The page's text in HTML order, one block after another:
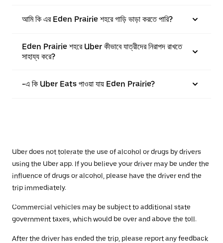
আমি কি এর Eden Prairie শহরে গাড়ি ভাড়া করতে পারি?
Eden Prairie শহরে Uber কীভাবে যাত্রীদের নিরাপদ রাখতে
সাহায্য করে?
-এ কি Uber Eats পাওয়া যায় Eden Prairie?
Uber does not tolerate the use of alcohol or drugs by drivers
using the Uber app. If you believe your driver may be under the
influence of drugs or alcohol, please have the driver end the
trip immediately.
Commercial vehicles may be subject to additional state
government taxes, which would be over and above the toll.
After the driver has ended the trip, please report any feedback